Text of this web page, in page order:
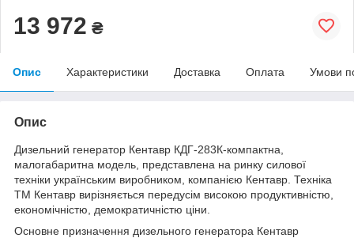
13 972 ₴
Опис Характеристики Доставка Оплата Умови
Опис
Дизельний генератор Кентавр КДГ-283К-компактна,
малогабаритна модель, представлена на ринку силової
техніки українським виробником, компанією Кентавр. Техніка
ТМ Кентавр вирізняється передусім високою продуктивністю,
економічністю, демократичністю ціни.
Основне призначення дизельного генератора Кентавр